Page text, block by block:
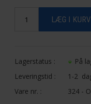
Lagerstatus :
På
Leveringstid :
1-2
Vare nr. :
324 -